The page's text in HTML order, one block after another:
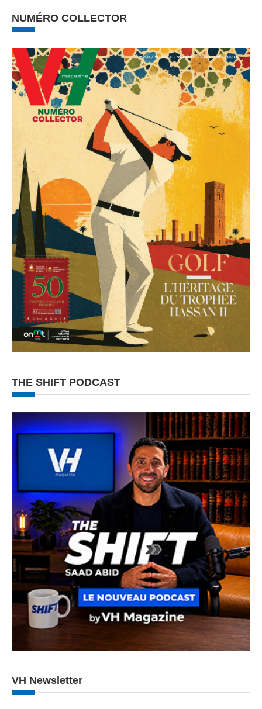
NUMÉRO COLLECTOR
THE SHIFT PODCAST
VH Newsletter